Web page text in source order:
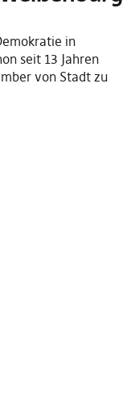
in
seit 13 Jahren
von Stadt zu